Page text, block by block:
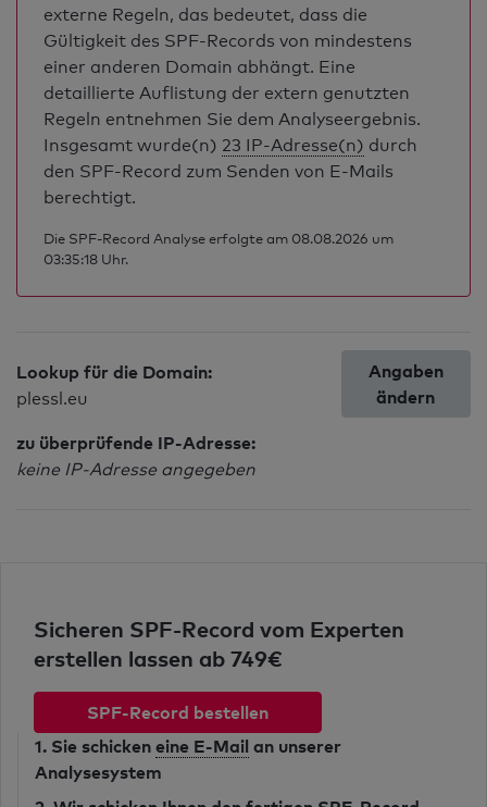
externe Regeln, das bedeutet, dass die
Gültigkeit des SPF-Records von mindestens
einer anderen Domain abhängt. Eine
detaillierte Auflistung der extern genutzten
Regeln entnehmen Sie dem Analyseergebnis.
Insgesamt wurde(n) 23 IP-Adresse(n) durch
den SPF-Record zum Senden von E-Mails
berechtigt.
Die SPF-Record Analyse erfolgte am 08.08.2026 um
03:35:18 Uhr.
Lookup für die Domain:
plessl.eu
zu überprüfende IP-Adresse:
keine IP-Adresse angegeben
Angaben
ändern
Sicheren SPF-Record vom Experten
erstellen lassen ab 749€
SPF-Record bestellen
1. Sie schicken eine E-Mail an unserer
Analysesystem